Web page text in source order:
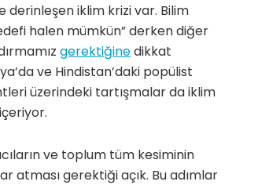
iklim krizi var. Bilim
halen mümkün” derken diğer
gerektiğinedikkat
ve Hindistan’daki popülist
üzerindeki tartışmalar da iklim
ve toplum tüm kesiminin
atması gerektiği açık. Bu adımlar